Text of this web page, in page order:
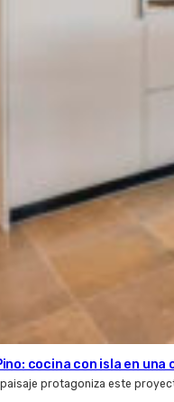
cocina con isla en una
protagoniza este